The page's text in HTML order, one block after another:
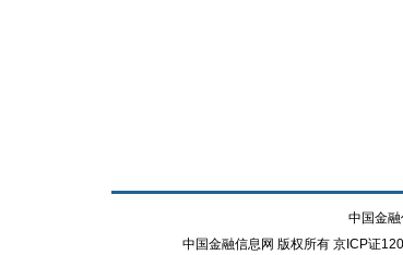
中国金
中国金融信息网 版权所有 京ICP证